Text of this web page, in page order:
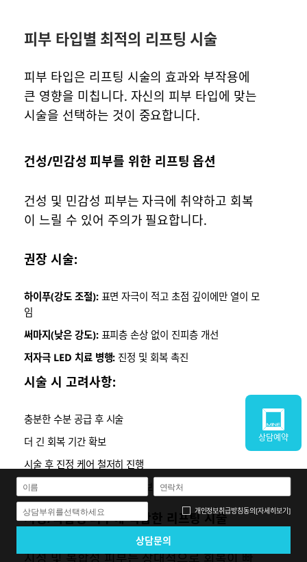
상담예약
피부 타입별 최적의 리프팅 시술
피부 타입은 리프팅 시술의 효과와 부작용에
큰 영향을 미칩니다. 자신의 피부 타입에 맞는
시술을 선택하는 것이 중요합니다.
건성/민감성 피부를 위한 리프팅 옵션
건성 및 민감성 피부는 자극에 취약하고 회복
이 느릴 수 있어 주의가 필요합니다.
권장 시술:
하이푸(강도 조절):표면 자극이 적고 초점 깊이에만 열이 모
임
써마지(낮은 강도):표피층 손상 없이 진피층 개선
저자극 LED 치료 병행: 진정 및 회복 촉진
시술 시 고려사항:
충분한 수분 공급 후 시술
더 긴 회복 기간 확보
시술 후 진정 케어 철저히 진행
단계적 접근(한 번에 강한 시술보다 여러 번 나누어 진행)
지성/복합성 피부에 적합한 리프팅 시술
지성 및 복합성 피부는 상대적으로 회복이 빠
개인정보취급방침동의[자세히보기]
상담부위를선택하세요